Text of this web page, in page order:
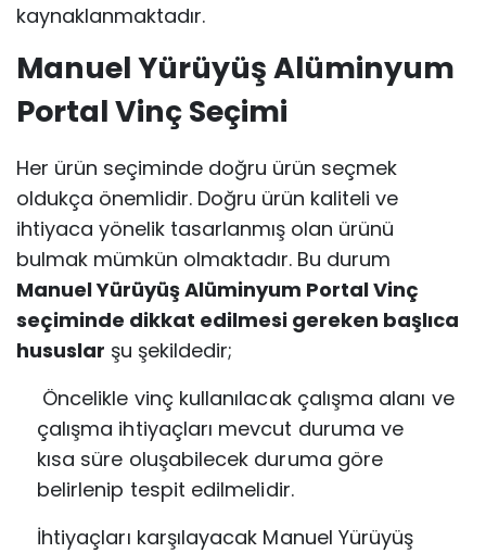
kaynaklanmaktadır.
Manuel Yürüyüş Alüminyum
Portal Vinç Seçimi
Her ürün seçiminde doğru ürün seçmek
oldukça önemlidir. Doğru ürün kaliteli ve
ihtiyaca yönelik tasarlanmış olan ürünü
bulmak mümkün olmaktadır. Bu durum
Manuel Yürüyüş Alüminyum Portal Vinç
seçiminde dikkat edilmesi gereken başlıca
hususlar şu şekildedir;
Öncelikle vinç kullanılacak çalışma alanı ve
çalışma ihtiyaçları mevcut duruma ve
kısa süre oluşabilecek duruma göre
belirlenip tespit edilmelidir.
İhtiyaçları karşılayacak Manuel Yürüyüş